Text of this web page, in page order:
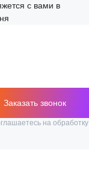
с вами в
Заказать звонок
на обработку